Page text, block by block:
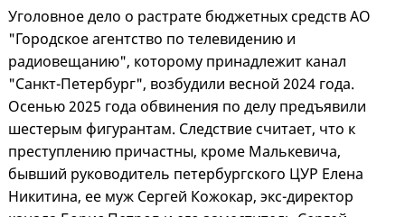
Уголовное дело о растрате бюджетных средств АО
"Городское агентство по телевидению и
радиовещанию", которому принадлежит канал
"Санкт-Петербург", возбудили весной 2024 года.
Осенью 2025 года обвинения по делу предъявили
шестерым фигурантам. Следствие считает, что к
преступлению причастны, кроме Малькевича,
бывший руководитель петербургского ЦУР Елена
Никитина, ее муж Сергей Кожокар, экс-директор